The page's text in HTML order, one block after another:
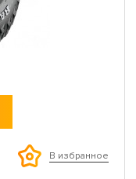
В избранное